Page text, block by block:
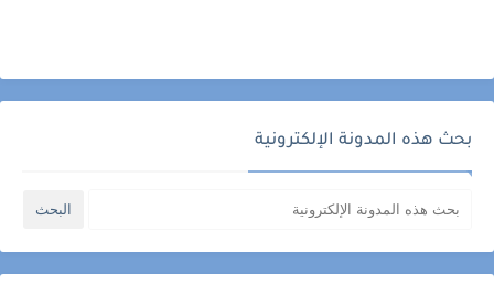
بحث هذه المدونة الإلكترونية